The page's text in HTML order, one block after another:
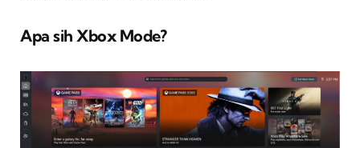
Apa sih Xbox Mode?